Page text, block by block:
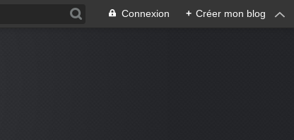
Connexion + Créer mon blog